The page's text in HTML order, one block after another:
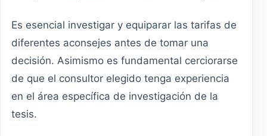
Es esencial investigar y equiparar las tarifas de
diferentes aconsejes antes de tomar una
decisión. Asimismo es fundamental cerciorarse
de que el consultor elegido tenga experiencia
en el área específica de investigación de la
tesis.